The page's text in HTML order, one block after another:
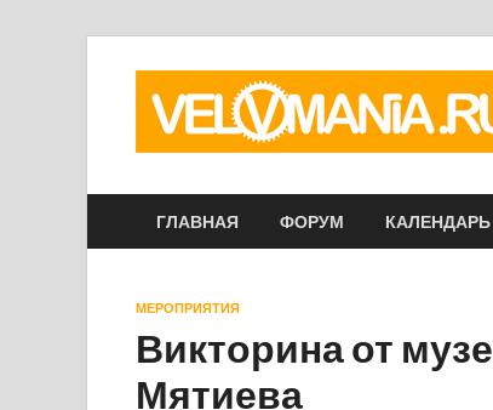
ГЛАВНАЯ ФОРУМ
МЕРОПРИЯТИЯ
Викторина от
Мятиева